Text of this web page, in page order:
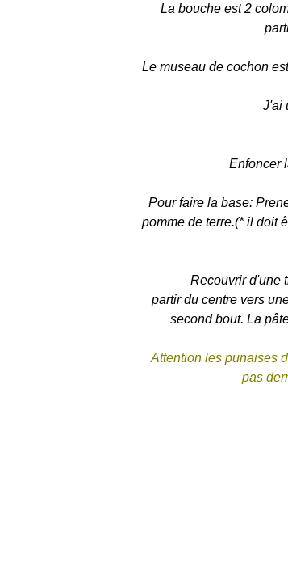
La bouche est 2
Le museau de cochon
J'ai
Enfoncer
Pour faire la base:
pomme de terre.(* il doit
Recouvrir d'une
partir du centre vers
second bout. La
Attention les punaises
pas